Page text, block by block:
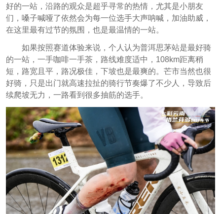
好的一站，沿路的观众是超乎寻常的热情，尤其是小朋友
们，嗓子喊哑了依然会为每一位选手大声呐喊，加油助威，
在这里最有过节的氛围，也是最温情的一站。
如果按照赛道体验来说，个人认为普洱思茅站是最好骑
的一站，一手咖啡一手茶，路线难度适中，108km距离稍
短，路宽且平，路况极佳，下坡也是最爽的。芒市当然也很
好骑，只是出门就高速拉扯的骑行节奏爆了不少人，导致后
续爬坡无力，一路看到很多抽筋的选手。